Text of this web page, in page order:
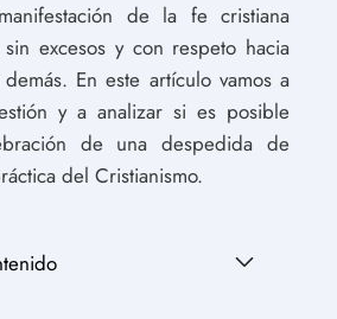
de la fe cristiana
excesos y con respeto hacia
En este artículo vamos a
y a analizar si es posible
de una despedida de
del Cristianismo.